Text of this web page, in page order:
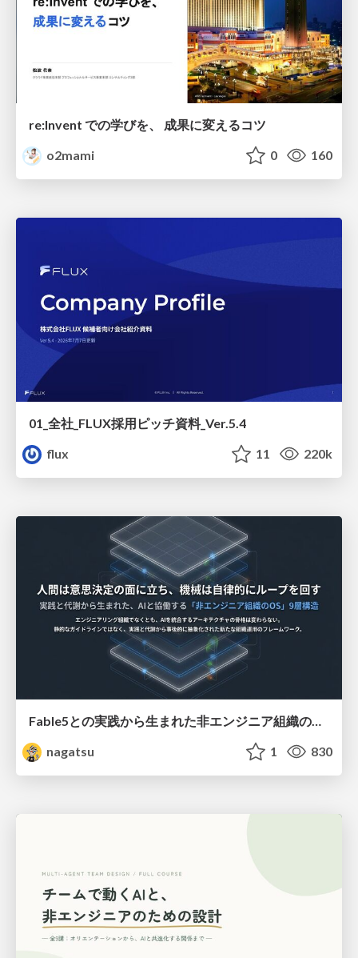
re:Invent での学びを、 成果に変えるコツ
o2mami
0 160
01_全社_FLUX採用ピッチ資料_Ver.5.4
flux
11 220k
Fable5との実践から生まれた非エンジニア組織のループエンジニアリング
nagatsu
1 830